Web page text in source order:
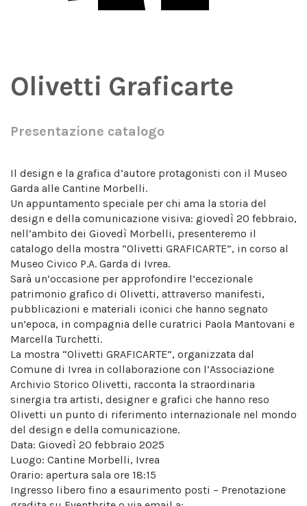
Olivetti Graficarte
Presentazione catalogo
Il design e la grafica d’autore protagonisti con il Museo
Garda alle Cantine Morbelli.
Un appuntamento speciale per chi ama la storia del
design e della comunicazione visiva: giovedì 20 febbraio,
nell’ambito dei Giovedì Morbelli, presenteremo il
catalogo della mostra “Olivetti GRAFICARTE”, in corso al
Museo Civico P.A. Garda di Ivrea.
Sarà un’occasione per approfondire l’eccezionale
patrimonio grafico di Olivetti, attraverso manifesti,
pubblicazioni e materiali iconici che hanno segnato
un’epoca, in compagnia delle curatrici Paola Mantovani e
Marcella Turchetti.
La mostra “Olivetti GRAFICARTE”, organizzata dal
Comune di Ivrea in collaborazione con l’Associazione
Archivio Storico Olivetti, racconta la straordinaria
sinergia tra artisti, designer e grafici che hanno reso
Olivetti un punto di riferimento internazionale nel mondo
del design e della comunicazione.
Data: Giovedì 20 febbraio 2025
Luogo: Cantine Morbelli, Ivrea
Orario: apertura sala ore 18:15
Ingresso libero fino a esaurimento posti – Prenotazione